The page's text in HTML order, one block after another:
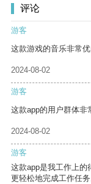
评论
游客
这款游戏的音乐非常
2024-08-02
游客
这款app的用户群体非
2024-08-02
游客
这款app是我工作上的
更轻松地完成工作任务